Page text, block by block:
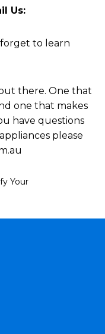
Us:
to learn
there. One that
one that makes
have questions
please
Your